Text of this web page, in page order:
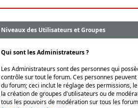
Niveaux des Utilisateurs et Groupes
Qui sont les Administrateurs ?
Les Administrateurs sont des personnes qui
contrôle sur tout le forum. Ces personnes
du forum; ceci inclut le réglage des permissions,
la création de groupes d'utilisateurs ou de
tous les pouvoirs de modération sur tous les